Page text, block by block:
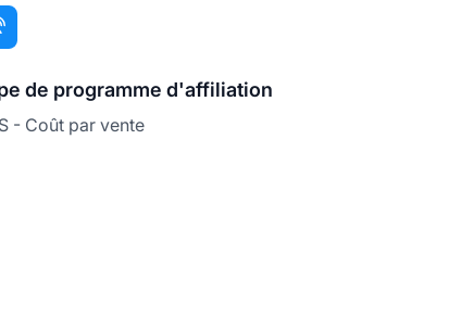
de programme d'affiliation
- Coût par vente